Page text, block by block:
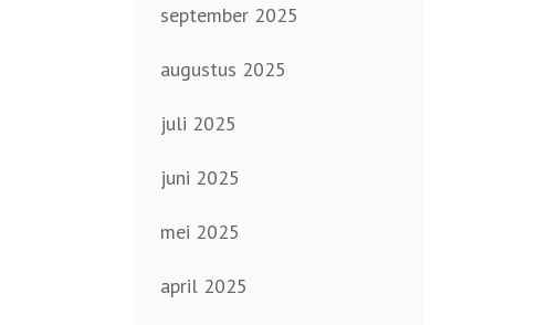
september 2025
augustus 2025
juli 2025
juni 2025
mei 2025
april 2025